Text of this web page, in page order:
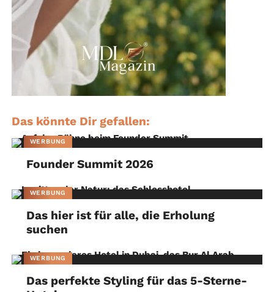
Das könnte Dir gefallen:
WERBUNG
Founder Summit 2026
WERBUNG
Das hier ist für alle, die Erholung
suchen
WERBUNG
Das perfekte Styling für das 5-Sterne-